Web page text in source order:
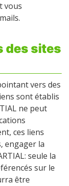
vous
des sites
vers des
sont établis
ne peut
ces liens
engager la
seule la
sur le
être